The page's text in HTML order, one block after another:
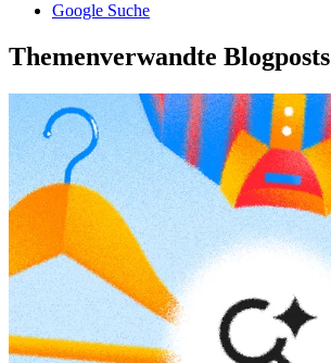
Google Suche
Themenverwandte Blogposts